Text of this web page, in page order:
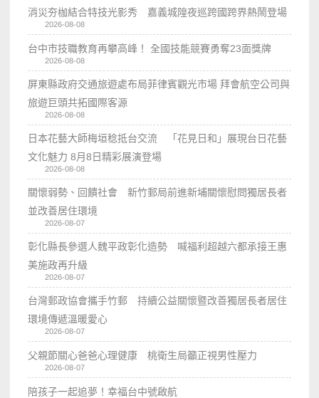
消災夯枷結合特技光影秀 嘉義城隍夜巡跨國跨界熱鬧登場
2026-08-08
台中市技職教育再攀高峰！ 全國技能競賽勇奪23面獎牌
2026-08-08
屏東縣政府交通旅遊處布局菲律賓觀光市場 拜會航空公司與
旅遊巨頭共拓國際客源
2026-08-08
日本花藝大師梅垣稔抵台交流 「花見日和」展現台日花藝
文化魅力 8月8日精彩展演登場
2026-08-08
關懷弱勢、回饋社會 新竹郵局前進新埔關懷慰問獨居長者
並改善居住環境
2026-08-07
彰化縣長參選人魏平政彰化造勢 喊福利超越六都承接王惠
美施政再升級
2026-08-07
台灣郵政協會攜手竹郵 持續公益關懷暨改善獨居長者居住
環境傳遞溫暖愛心
2026-08-07
父親節關心爸爸心理健康 桃衛生局籲正視男性壓力
2026-08-07
陪孩子一起追夢！幸福台中號啟航